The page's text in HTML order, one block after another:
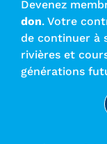
Devenez
don. Votre
de continuer à
rivières et
générations